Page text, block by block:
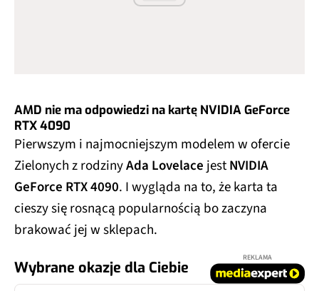
AMD nie ma odpowiedzi na kartę NVIDIA GeForce
RTX 4090
Pierwszym i najmocniejszym modelem w ofercie
Zielonych z rodzinyAda Lovelace jestNVIDIA
GeForce RTX 4090. I wygląda na to, że karta ta
cieszy się rosnącą popularnością bo zaczyna
brakować jej w sklepach.
Wybrane okazje dla Ciebie
REKLAMA